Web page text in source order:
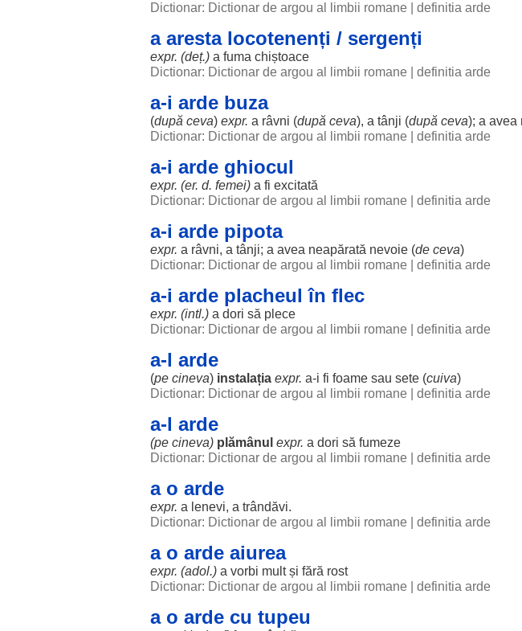
Dictionar: Dictionar de argou al limbii romane
definitia arde
a aresta locotenenți / sergenți
expr. (deț.) a fuma chiștoace
Dictionar: Dictionar de argou al limbii romane
definitia arde
a-i arde buza
(după ceva) expr. a râvni (după ceva), a tânji (după ceva); a avea
Dictionar: Dictionar de argou al limbii romane
definitia arde
a-i arde ghiocul
expr. (er. d. femei) a fi excitată
Dictionar: Dictionar de argou al limbii romane
definitia arde
a-i arde pipota
expr. a râvni, a tânji; a avea neapărată nevoie (de ceva)
Dictionar: Dictionar de argou al limbii romane
definitia arde
a-i arde placheul în flec
expr. (intl.) a dori să plece
Dictionar: Dictionar de argou al limbii romane
definitia arde
a-l arde
(pe cineva) instalația expr. a-i fi foame sau sete (cuiva)
Dictionar: Dictionar de argou al limbii romane
definitia arde
a-l arde
(pe cineva) plămânul expr. a dori să fumeze
Dictionar: Dictionar de argou al limbii romane
definitia arde
a o arde
expr. a lenevi, a trândăvi.
Dictionar: Dictionar de argou al limbii romane
definitia arde
a o arde aiurea
expr. (adol.) a vorbi multși fără rost
Dictionar: Dictionar de argou al limbii romane
definitia arde
a o arde cu tupeu